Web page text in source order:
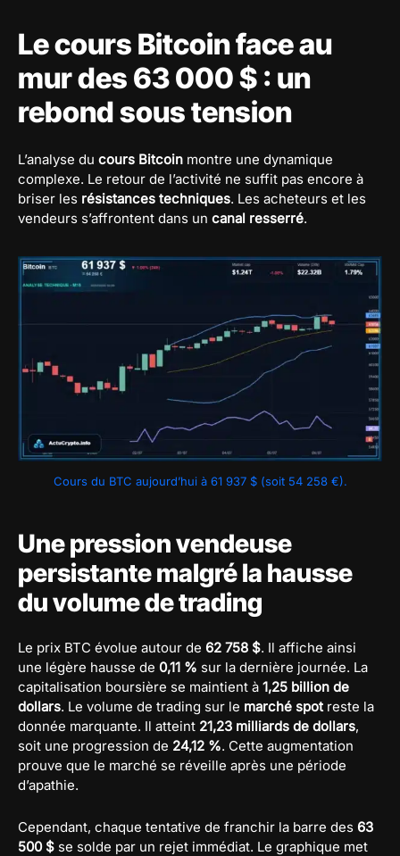
Le cours Bitcoin face au
mur des 63 000 $ : un
rebond sous tension
L’analyse du cours Bitcoin montre une dynamique
complexe. Le retour de l’activité ne suffit pas encore à
briser les résistances techniques. Les acheteurs et les
vendeurs s’affrontent dans un canal resserré.
Cours du BTC aujourd’hui à 61 937 $ (soit 54 258 €).
Une pression vendeuse
persistante malgré la hausse
du volume de trading
Le prix BTC évolue autour de 62 758 $. Il affiche ainsi
une légère hausse de 0,11 % sur la dernière journée. La
capitalisation boursière se maintient à 1,25 billion de
dollars. Le volume de trading sur le marché spotreste la
donnée marquante. Il atteint 21,23 milliards de dollars,
soit une progression de 24,12 %. Cette augmentation
prouve que le marché se réveille après une période
d’apathie.
Cependant, chaque tentative de franchir la barre des 63
500 $ se solde par un rejet immédiat. Le graphique met